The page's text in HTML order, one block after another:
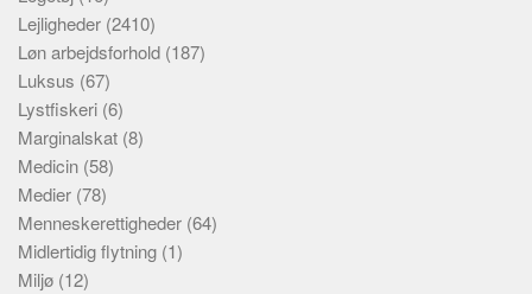
Lejligheder (2410)
Løn arbejdsforhold (187)
Luksus (67)
Lystfiskeri (6)
Marginalskat (8)
Medicin (58)
Medier (78)
Menneskerettigheder (64)
Midlertidig flytning (1)
Miljø (12)